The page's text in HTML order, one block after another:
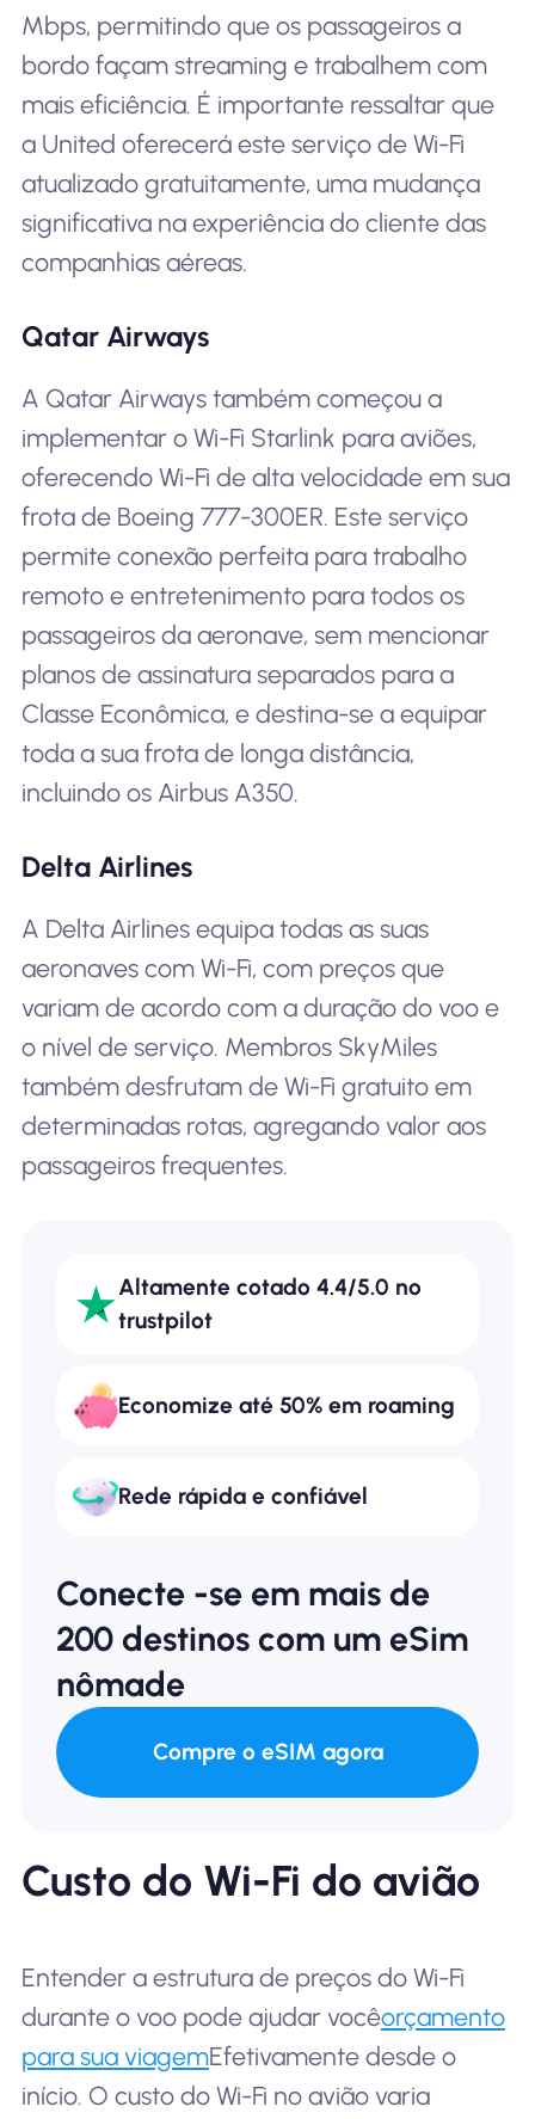
Mbps, permitindo que os passageiros a
bordo façam streaming e trabalhem com
mais eficiência. É importante ressaltar que
a United oferecerá este serviço de Wi-Fi
atualizado gratuitamente, uma mudança
significativa na experiência do cliente das
companhias aéreas.
Qatar Airways
A Qatar Airways também começou a
implementar o Wi-Fi Starlink para aviões,
oferecendo Wi-Fi de alta velocidade em sua
frota de Boeing 777-300ER. Este serviço
permite conexão perfeita para trabalho
remoto e entretenimento para todos os
passageiros da aeronave, sem mencionar
planos de assinatura separados para a
Classe Econômica, e destina-se a equipar
toda a sua frota de longa distância,
incluindo os Airbus A350.
Delta Airlines
A Delta Airlines equipa todas as suas
aeronaves com Wi-Fi, com preços que
variam de acordo com a duração do voo e
o nível de serviço. Membros SkyMiles
também desfrutam de Wi-Fi gratuito em
determinadas rotas, agregando valor aos
passageiros frequentes.
Altamente cotado 4.4/5.0 no
trustpilot
Economize até 50% em roaming
Rede rápida e confiável
Conecte -se em mais de
200 destinos com um eSim
nômade
Compre o eSIM agora
Custo do Wi-Fi do avião
Entender a estrutura de preços do Wi-Fi
durante o voo pode ajudar vocêorçamento
para sua viagemEfetivamente desde o
início. O custo do Wi-Fi no avião varia